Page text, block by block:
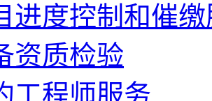
进度控制和催
资质检验
工程师服务